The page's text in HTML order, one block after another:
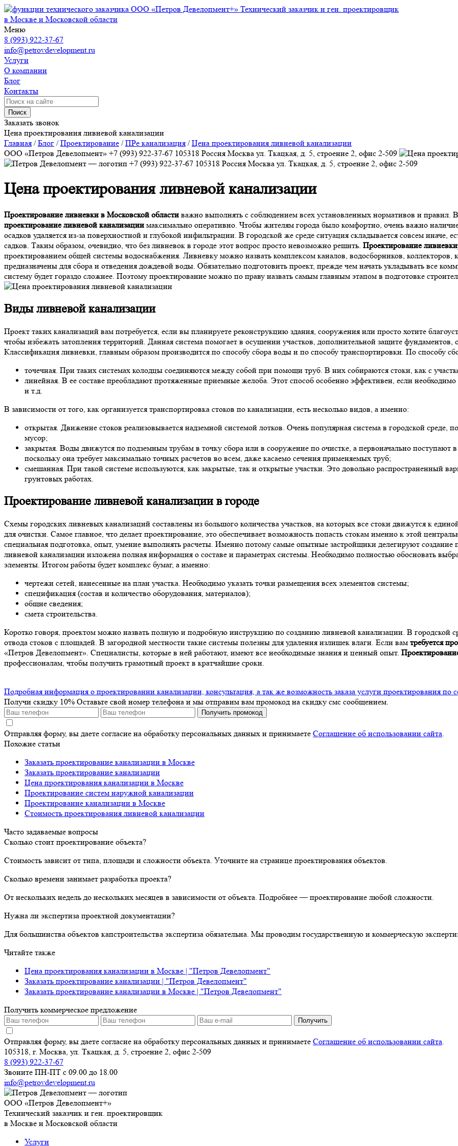
ООО «Петров Девелопмент+» Технический заказчик и ген. проектировщик
в Москве и Московской области
Меню
8 (993) 922-37-67
info@petrovdevelopment.ru
Услуги
О компании
Блог
Контакты
Поиск
Заказать звонок
Цена проектирования ливневой канализации
Главная /Блог /Проектирование /ПРе канализация /Цена проектирования ливневой канализации
ООО «Петров Девелопмент» +7 (993) 922-37-67 105318 Россия Москва ул. Ткацкая, д. 5, строение 2, офис 2-509
+7 (993) 922-37-67 105318 Россия Москва ул. Ткацкая, д. 5, строение 2, офис 2-509
Цена проектирования ливневой канализации
Проектирование ливневки в Московской области важно выполнять с соблюдением всех установленных нормативов и
проектирование ливневой канализации максимально оперативно. Чтобы жителям города было комфортно, очень важно
осадков удаляется из-за поверхностной и глубокой инфильтрации. В городской же среде ситуация складывается совсем иначе,
садков. Таким образом, очевидно, что без ливневок в городе этот вопрос просто невозможно решить. Проектирование ливневки
проектированием общей системы водоснабжения. Ливневку можно назвать комплексом каналов, водосборников,
предназначены для сбора и отведения дождевой воды. Обязательно подготовить проект, прежде чем начать укладывать все
систему будет гораздо сложнее. Поэтому проектирование можно по праву назвать самым главным этапом в подготовке
Виды ливневой канализации
Проект таких канализаций вам потребуется, если вы планируете реконструкцию здания, сооружения или просто хотите
чтобы избежать затопления территорий. Данная система помогает в осушении участков, дополнительной защите
Классификация ливневки, главным образом производится по способу сбора воды и по способу транспортировки. По способу
точечная. При таких системах колодцы соединяются между собой при помощи труб. В них собираются стоки, как с
линейная. В ее составе преобладают протяженные приемные желоба. Этот способ особенно эффективен, если
и т.д.
В зависимости от того, как организуется транспортировка стоков по канализации, есть несколько видов, а именно:
открытая. Движение стоков реализовывается надземной системой лотков. Очень популярная система в городской среде,
мусор;
закрытая. Воды движутся по подземным трубам в точку сбора или в сооружение по очистке, а первоначально поступают
поскольку она требует максимально точных расчетов во всем, даже касаемо сечения применяемых труб;
смешанная. При такой системе используются, как закрытые, так и открытые участки. Это довольно распространенный
грунтовых работах.
Проектирование ливневой канализации в городе
Схемы городских ливневых канализаций составлены из большого количества участков, на которых все стоки движутся к
для очистки. Самое главное, что делает проектирование, это обеспечивает возможность попасть стокам именно к этой
специальная подготовка, опыт, умение выполнять расчеты. Именно потому самые опытные застройщики делегируют
ливневой канализации изложена полная информация о составе и параметрах системы. Необходимо полностью обосновать
элементы. Итогом работы будет комплекс бумаг, а именно:
чертежи сетей, нанесенные на план участка. Необходимо указать точки размещения всех элементов системы;
спецификация (состав и количество оборудования, материалов);
общие сведения;
смета строительства.
Коротко говоря, проектом можно назвать полную и подробную инструкцию по созданию ливневой канализации. В городской
отвода стоков с площадей. В загородной местности такие системы полезны для удаления излишек влаги. Если вам требуется
«Петров Девелопмент». Специалисты, которые в ней работают, имеют все необходимые знания и ценный опыт.
профессионалам, чтобы получить грамотный проект в кратчайшие сроки.
Подробная информация о проектировании канализации, консультация, а так же возможность заказа услуги проектирования по
Получи скидку 10% Оставьте свой номер телефона и мы отправим вам промокод на скидку смс сообщением.
Получить промокод
Отправляя форму, вы даете согласие на обработку персональных данных и принимаете Соглашение об использовании сайта
Похожие статьи
Заказать проектирование канализации в Москве
Заказать проектирование канализации
Цена проектирования канализации в Москве
Проектирование систем наружной канализации
Проектирование канализации в Москве
Стоимость проектирования ливневой канализации
Часто задаваемые вопросы
Сколько стоит проектирование объекта?
Стоимость зависит от типа, площади и сложности объекта. Уточните на странице проектирования объектов.
Сколько времени занимает разработка проекта?
От нескольких недель до нескольких месяцев в зависимости от объекта. Подробнее — проектирование любой сложности.
Нужна ли экспертиза проектной документации?
Для большинства объектов капстроительства экспертиза обязательна. Мы проводим государственную и коммерческую
Читайте также
Цена проектирования канализации в Москве | "Петров Девелопмент"
Заказать проектирование канализации | "Петров Девелопмент"
Заказать проектирование канализации в Москве | "Петров Девелопмент"
Получить коммерческое предложение
Получить
Отправляя форму, вы даете согласие на обработку персональных данных и принимаете Соглашение об использовании сайта
105318, г. Москва, ул. Ткацкая, д. 5, строение 2, офис 2-509
8 (993) 922-37-67
Звоните ПН-ПТ с 09.00 до 18.00
info@petrovdevelopment.ru
ООО «Петров Девелопмент+»
Технический заказчик и ген. проектировщик
в Москве и Московской области
Услуги